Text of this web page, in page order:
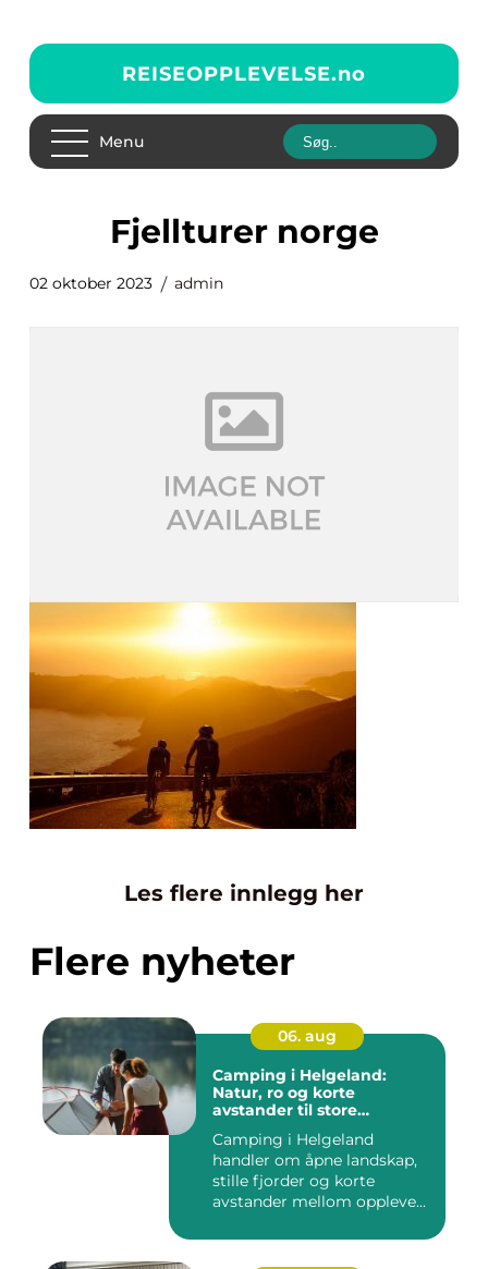
REISEOPPLEVELSE.no
Menu
fjellturer norge
02 oktober 2023 admin
Les flere innlegg her
Flere nyheter
06. aug
Camping i Helgeland:
Natur, ro og korte
avstander til store
Camping i Helgeland
handler om åpne landskap,
stille fjorder og korte
avstander mellom oppleve...